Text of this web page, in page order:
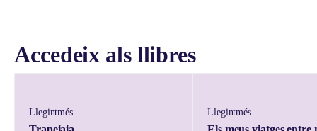
Accedeix als llibres
Llegintmés Llegintmés